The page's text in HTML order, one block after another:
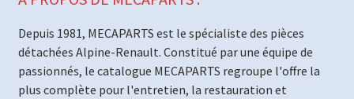
Depuis 1981, MECAPARTS est le spécialiste des pièces
détachées Alpine-Renault. Constitué par une équipe de
passionnés, le catalogue MECAPARTS regroupe l'offre la
plus complète pour l'entretien, la restauration et